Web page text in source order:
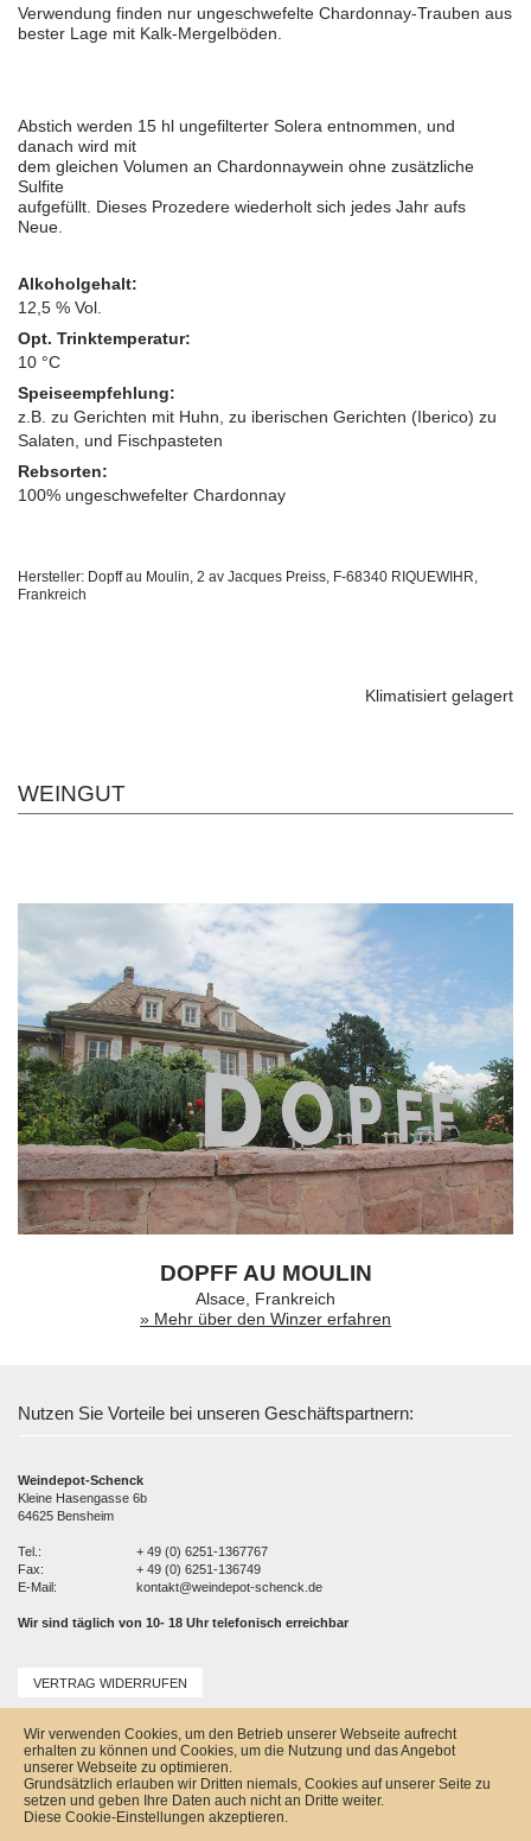
Verwendung finden nur ungeschwefelte Chardonnay-Trauben aus
bester Lage mit Kalk-Mergelböden.
Abstich werden 15 hl ungefilterter Solera entnommen, und
danach wird mit
dem gleichen Volumen an Chardonnaywein ohne zusätzliche
Sulfite
aufgefüllt. Dieses Prozedere wiederholt sich jedes Jahr aufs
Neue.
Alkoholgehalt:
12,5 % Vol.
Opt. Trinktemperatur:
10 °C
Speiseempfehlung:
z.B. zu Gerichten mit Huhn, zu iberischen Gerichten (Iberico) zu
Salaten, und Fischpasteten
Rebsorten:
100% ungeschwefelter Chardonnay
Hersteller: Dopff au Moulin, 2 av Jacques Preiss, F-68340 RIQUEWIHR,
Frankreich
Klimatisiert gelagert
WEINGUT
DOPFF AU MOULIN
Alsace, Frankreich
» Mehr über den Winzer erfahren
Nutzen Sie Vorteile bei unseren Geschäftspartnern:
Weindepot-Schenck
Kleine Hasengasse 6b
64625 Bensheim
Tel.:
+ 49 (0) 6251-1367767
Fax:
+ 49 (0) 6251-136749
E-Mail:
kontakt@weindepot-schenck.de
Wir sind täglich von 10- 18 Uhr telefonisch erreichbar
VERTRAG WIDERRUFEN
Versandkosten
Kontakt
Zahlungsmöglichkeiten
Rückgabe & Widerrufsrecht
Impressum
Wir verwenden Cookies, um den Betrieb unserer Webseite aufrecht
erhalten zu können und Cookies, um die Nutzung und das Angebot
unserer Webseite zu optimieren.
Grundsätzlich erlauben wir Dritten niemals, Cookies auf unserer Seite zu
setzen und geben Ihre Daten auch nicht an Dritte weiter.
Diese Cookie-Einstellungen akzeptieren.